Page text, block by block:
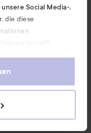
Social Media-,
die diese
gestellt
Website weiterhin
wie Sie Ihre Cookie-
Sie in unseren